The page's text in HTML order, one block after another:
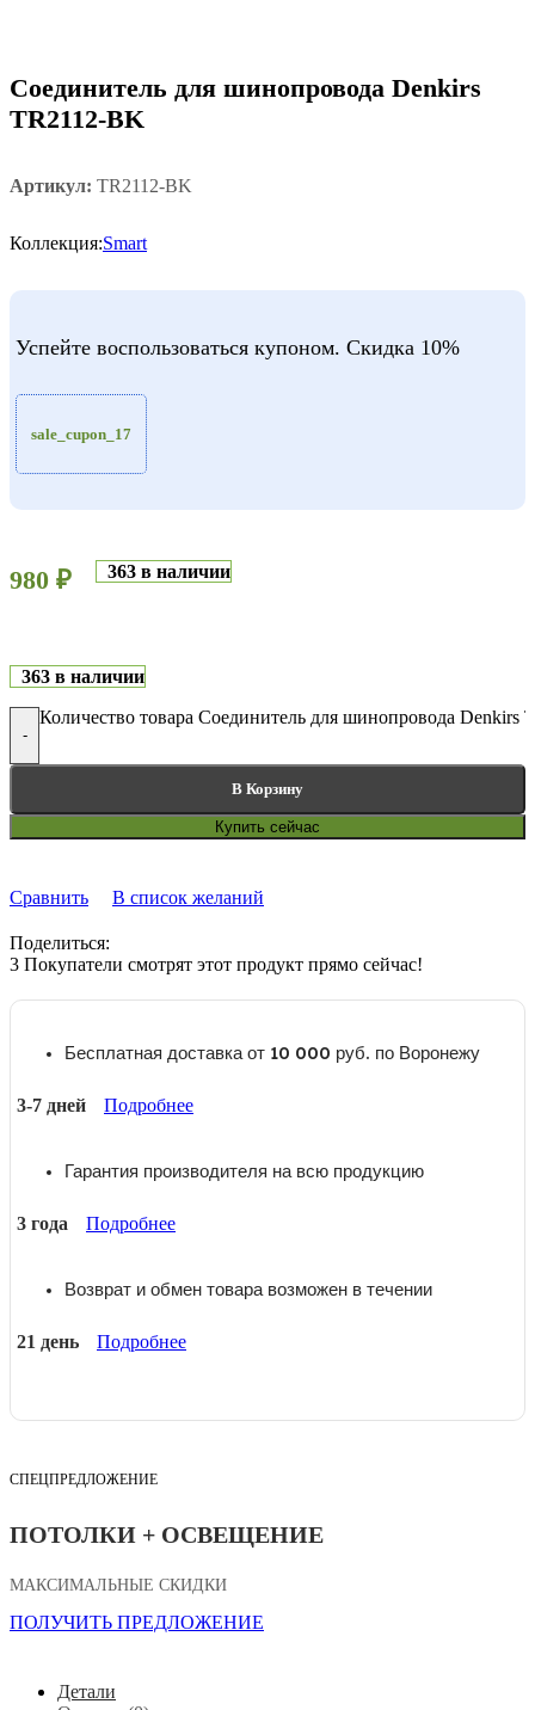
Соединитель для шинопровода Denkirs
TR2112-BK
Артикул: TR2112-BK
Коллекция:Smart
Успейте воспользоваться купоном. Скидка 10%
sale_cupon_17
980 ₽ 363 в наличии
363 в наличии
-
Количество товара Соединитель для шинопровода Denkirs
В Корзину
Купить сейчас
Сравнить В список желаний
Поделиться:
3 Покупатели смотрят этот продукт прямо сейчас!
Бесплатная доставка от 10 000 руб. по Воронежу
3-7 дней Подробнее
Гарантия производителя на всю продукцию
3 года Подробнее
Возврат и обмен товара возможен в течении
21 день Подробнее
СПЕЦПРЕДЛОЖЕНИЕ
ПОТОЛКИ + ОСВЕЩЕНИЕ
МАКСИМАЛЬНЫЕ СКИДКИ
ПОЛУЧИТЬ ПРЕДЛОЖЕНИЕ
Детали